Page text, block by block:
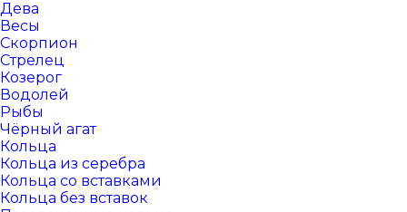
Дева
Весы
Скорпион
Стрелец
Козерог
Водолей
Рыбы
Чёрный агат
Кольца
Кольца из серебра
Кольца со вставками
Кольца без вставок